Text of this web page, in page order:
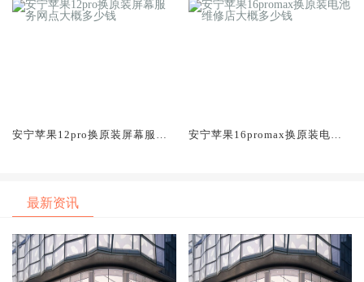
安宁苹果12pro换原装屏幕服务
安宁苹果16promax换原装电池
最新资讯